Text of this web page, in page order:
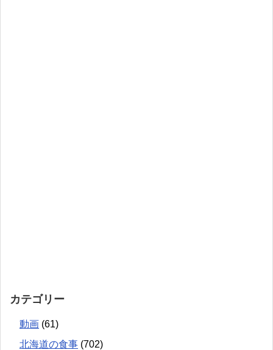
カテゴリー
動画 (61)
北海道の食事 (702)